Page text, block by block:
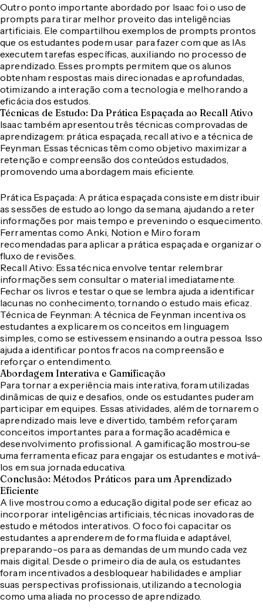
Outro ponto importante abordado por Isaac foi o uso de
prompts para tirar melhor proveito das inteligências
artificiais. Ele compartilhou exemplos de prompts prontos
que os estudantes podem usar para fazer com que as IAs
executem tarefas específicas, auxiliando no processo de
aprendizado. Esses prompts permitem que os alunos
obtenham respostas mais direcionadas e aprofundadas,
otimizando a interação com a tecnologia e melhorando a
eficácia dos estudos.
Técnicas de Estudo: Da Prática Espaçada ao Recall Ativo
Isaac também apresentou três técnicas comprovadas de
aprendizagem: prática espaçada, recall ativo e a técnica de
Feynman. Essas técnicas têm como objetivo maximizar a
retenção e compreensão dos conteúdos estudados,
promovendo uma abordagem mais eficiente.
Prática Espaçada: A prática espaçada consiste em distribuir
as sessões de estudo ao longo da semana, ajudando a reter
informações por mais tempo e prevenindo o esquecimento.
Ferramentas como Anki, Notion e Miro foram
recomendadas para aplicar a prática espaçada e organizar o
fluxo de revisões.
Recall Ativo: Essa técnica envolve tentar relembrar
informações sem consultar o material imediatamente.
Fechar os livros e testar o que se lembra ajuda a identificar
lacunas no conhecimento, tornando o estudo mais eficaz.
Técnica de Feynman: A técnica de Feynman incentiva os
estudantes a explicarem os conceitos em linguagem
simples, como se estivessem ensinando a outra pessoa. Isso
ajuda a identificar pontos fracos na compreensão e
reforçar o entendimento.
Abordagem Interativa e Gamificação
Para tornar a experiência mais interativa, foram utilizadas
dinâmicas de quiz e desafios, onde os estudantes puderam
participar em equipes. Essas atividades, além de tornarem o
aprendizado mais leve e divertido, também reforçaram
conceitos importantes para a formação acadêmica e
desenvolvimento profissional. A gamificação mostrou-se
uma ferramenta eficaz para engajar os estudantes e motivá-
los em sua jornada educativa.
Conclusão: Métodos Práticos para um Aprendizado
Eficiente
A live mostrou como a educação digital pode ser eficaz ao
incorporar inteligências artificiais, técnicas inovadoras de
estudo e métodos interativos. O foco foi capacitar os
estudantes a aprenderem de forma fluida e adaptável,
preparando-os para as demandas de um mundo cada vez
mais digital. Desde o primeiro dia de aula, os estudantes
foram incentivados a desbloquear habilidades e ampliar
suas perspectivas profissionais, utilizando a tecnologia
como uma aliada no processo de aprendizado.